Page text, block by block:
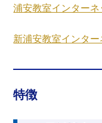
浦安教室インターネ
新浦安教室インタ
特徴